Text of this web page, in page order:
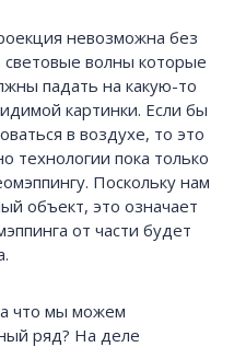
невозможна без
световые волны которые
падать на какую-то
картинки. Если бы
в воздухе, то это
технологии пока только
Поскольку нам
объект, это означает
от части будет
что мы можем
ряд? На деле